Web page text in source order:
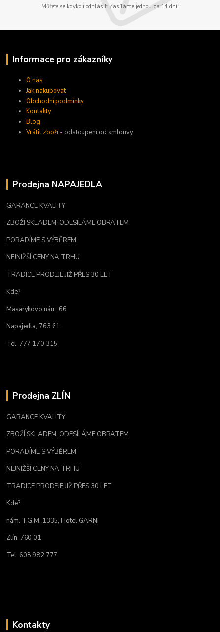
Můžete se kdykoli odhlásit. Zasíláme jednou za 14 dní.
Informace pro zákazníky
O nás
Jak nakupovat
Obchodní podmínky
Kontakty
Blog
Vrátit zboží - odstoupení od smlouvy
Prodejna NAPAJEDLA
GARANCE KVALITY
ZBOŽÍ SKLADEM, ODESÍLÁME OBRATEM
PORADÍME S VÝBĚREM
NEJNIŽŠÍ CENY NA TRHU
TRADICE PRODEJE JIŽ PŘES 30 LET
Kde?
Masarykovo nám. 66
Napajedla, 763 61
Tel. 777 170 315
Prodejna ZLÍN
GARANCE KVALITY
ZBOŽÍ SKLADEM, ODESÍLÁME OBRATEM
PORADÍME S VÝBĚREM
NEJNIŽŠÍ CENY NA TRHU
TRADICE PRODEJE JIŽ PŘES 30 LET
Kde?
nám. T.G.M. 1335, Hotel GARNI
Zlín, 760 01
Tel. 608 982 777
Kontakty